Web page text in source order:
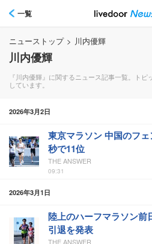
一覧
ニューストップ > 川内優輝
川内優輝
『川内優輝』に関するニュース記事一覧。ト
しています。
2026年3月2日
東京マラソン 中国のフ
秒で11位
THE ANSWER
09:31
2026年3月1日
陸上のハーフマラソン前
引退を発表
THE ANSWER